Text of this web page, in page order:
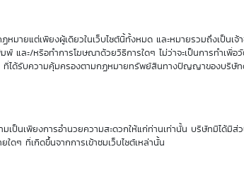
มายแต่เพียงผู้เดียวในเว็บไซต์นี้ทั้งหมด และหมายรวมถึงเป็นเ
พ์ และ/หรือทำการโฆษณาด้วยวิธีการใดๆ ไม่ว่าจะเป็นการทำ
ที่ได้รับความคุ้มครองตามกฏหมายทรัพย์สินทางปัญญาของบริ
มเป็นเพียงการอำนวยความสะดวกให้แก่ท่านเท่านั้น บริษัทมิได้
ดๆ ที่เกิดขึ้นจากการเข้าชมเว็บไซต์เหล่านั้น
Indicators
: 0.00